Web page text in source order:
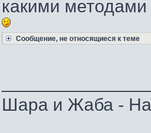
какими
Сообщение, не относящиеся к теме
Шара и Жаба -